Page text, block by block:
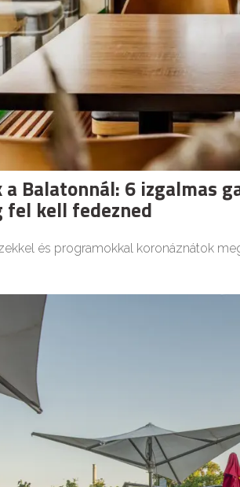
a Balatonnál: 6 izgalmas
fel kell fedezned
és programokkal koronáznátok